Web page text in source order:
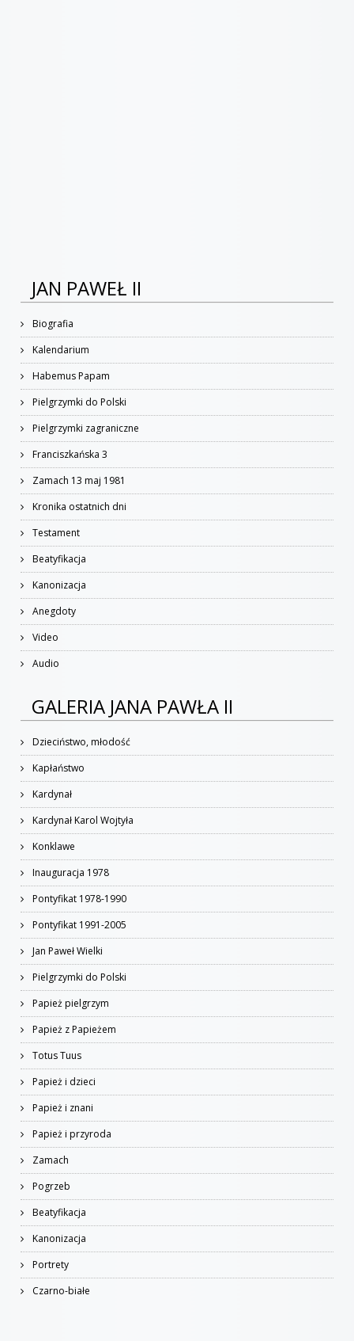
JAN PAWEŁ II
Biografia
Kalendarium
Habemus Papam
Pielgrzymki do Polski
Pielgrzymki zagraniczne
Franciszkańska 3
Zamach 13 maj 1981
Kronika ostatnich dni
Testament
Beatyfikacja
Kanonizacja
Anegdoty
Video
Audio
GALERIA JANA PAWŁA II
Dzieciństwo, młodość
Kapłaństwo
Kardynał
Kardynał Karol Wojtyła
Konklawe
Inauguracja 1978
Pontyfikat 1978-1990
Pontyfikat 1991-2005
Jan Paweł Wielki
Pielgrzymki do Polski
Papież pielgrzym
Papież z Papieżem
Totus Tuus
Papież i dzieci
Papież i znani
Papież i przyroda
Zamach
Pogrzeb
Beatyfikacja
Kanonizacja
Portrety
Czarno-białe